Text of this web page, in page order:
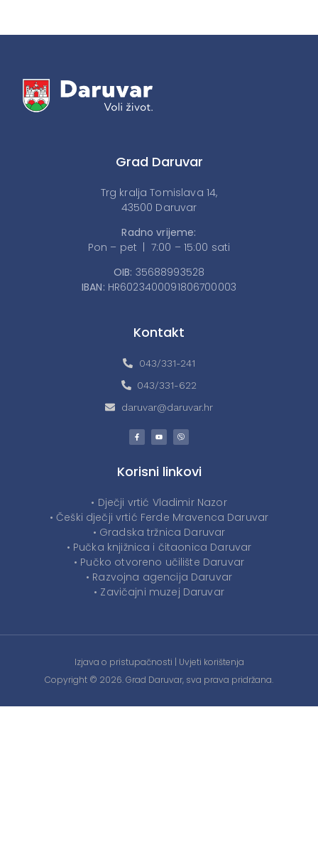
Grad Daruvar
Trg kralja Tomislava 14,
43500 Daruvar
Radno vrijeme:
Pon – pet | 7:00 – 15:00 sati
OIB: 35688993528
IBAN: HR6023400091806700003
Kontakt
043/331-241
043/331-622
daruvar@daruvar.hr
Korisni linkovi
• Dječji vrtić Vladimir Nazor
• Češki dječji vrtić Ferde Mravenca Daruvar
• Gradska tržnica Daruvar
• Pučka knjižnica i čitaonica Daruvar
• Pučko otvoreno učilište Daruvar
• Razvojna agencija Daruvar
• Zavičajni muzej Daruvar
Izjava o pristupačnosti | Uvjeti korištenja
Copyright © 2026. Grad Daruvar, sva prava pridržana.